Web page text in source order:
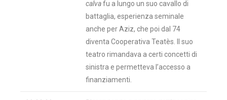
calvafu a lungo un suo cavallo di
battaglia, esperienza seminale
anche per Aziz, che poi dal 74
diventa Cooperativa Teatès. Il suo
teatro rimandava a certi concetti di
sinistra e permetteva l’accesso a
finanziamenti.